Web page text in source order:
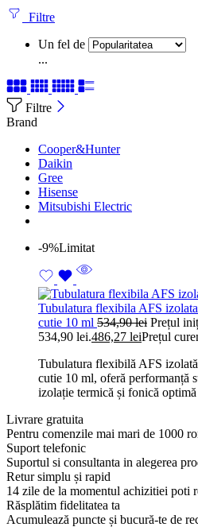
Filtre
Un fel de
...
Filtre
Brand
Cooper&Hunter
Daikin
Gree
Hisense
Mitsubishi Electric
-9%Limitat
Tubulatura flexibila AFS
cutie 10 ml 534,90lei Prețul
534,90 lei.486,27 leiPrețul
Tubulatura flexibilă AFS
cutie 10 ml, oferă performanță
izolație termică și fonică
Livrare gratuita
Pentru comenzile mai mari de 1000
Suport telefonic
Suportul si consultanta in alegerea
Retur simplu și rapid
14 zile de la momentul achizitiei poti
Răsplătim fidelitatea ta
Acumulează puncte și bucură-te de